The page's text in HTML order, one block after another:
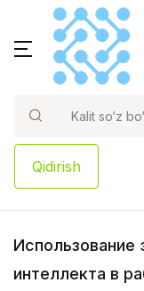
Qidirish
Использование
интеллекта в